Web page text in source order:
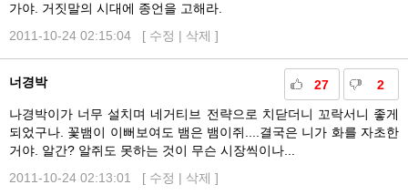
가야. 거짓말의 시대에 종언을 고해라.
2011-10-24 02:15:04 [ 수정 | 삭제 ]
27 2
너경박
나경박이가 너무 설치며 네거티브 전략으로 치닫더니 꼬락서니 좋게
되었구나. 꽃뱀이 이뻐보여도 뱀은 뱀이쥐....결국은 니가 화를 자초한
거야. 알간? 알쥐도 못하는 것이 무슨 시장씩이나...
2011-10-24 02:13:01 [ 수정 | 삭제 ]